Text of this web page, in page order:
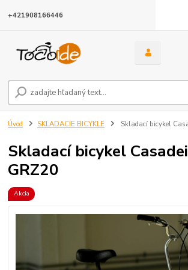
+421908166446
Úvod SKLADACIE BICYKLE Skladací bicykel
Skladací bicykel
GRZ20
Akcia